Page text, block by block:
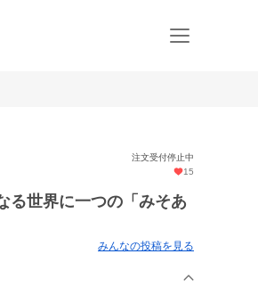
注文受付停止中
15
る世界に一つの「みそあ
みんなの投稿を見る